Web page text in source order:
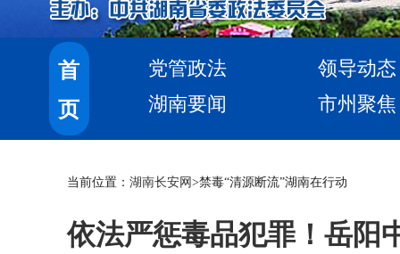
首
页
党管政法
领导动态
湖南要闻
市州聚焦
当前位置： 湖南长安网 >禁毒“清源断流”湖南在行动
依法严惩毒品犯罪！岳阳